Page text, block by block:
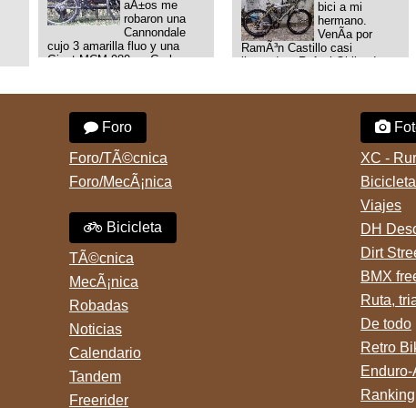
aÃ±os me
robaron una
Cannondale
cujo 3 amarilla fluo y una
Giant MCM 980 en Gral
a Lujan. Aun conservo las
denuncias y las fotos de mis
bikes. Desde aquel momento,
no paro de entrar a diferentes
portales t
bici a mi
hermano.
VenÃ­a por
RamÃ³n Castillo casi
llegando a Rafael Obligado en
bici y se la llevaron para la
mountain BRONCO del aÃ±o
1996 rodado 26', cuadro talle
Foro
Foro/TÃ©cnica
Foro/MecÃ¡nica
Bicicleta
TÃ©cnica
MecÃ¡nica
Robadas
Noticias
Calendario
Tandem
Freerider
XC -
Bicicleta
Viajes
DH
Dirt
BMX
Ruta,
De todo
Retro
Ranking